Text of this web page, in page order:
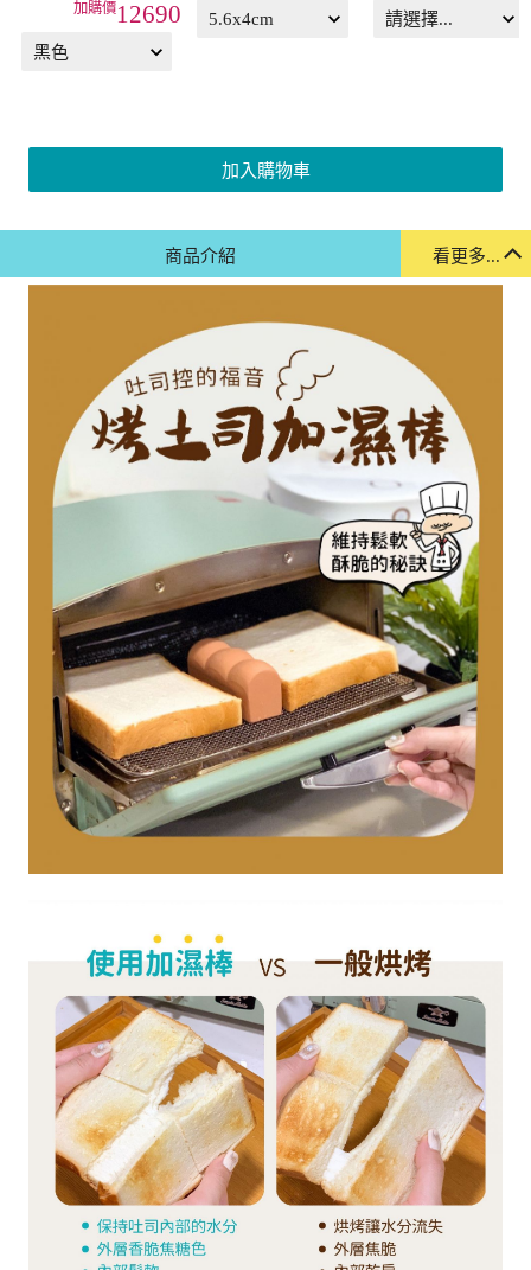
12690
加入購物車
看更多...
商品介紹